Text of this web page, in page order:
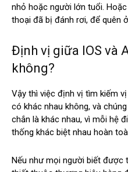
nhỏ hoặc người lớn tuổi.
thoại đã bị đánh rơi, để quên
Định vị giữa IOS và
không?
Vậy thì việc định vị tìm kiếm
có khác nhau không, và
chắn là khác nhau, vì mỗi hệ
thống khác biệt nhau hoàn
Nếu như mọi người biết được